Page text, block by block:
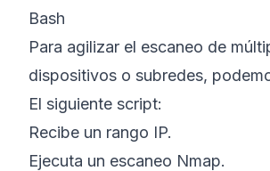
Bash
Para agilizar el escaneo de
dispositivos o subredes,
El siguiente script:
Recibe un rango IP.
Ejecuta un escaneo Nmap.